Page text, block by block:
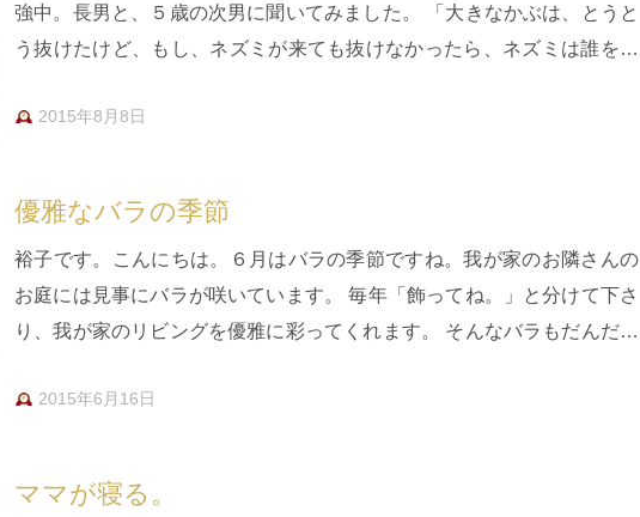
強中。長男と、５歳の次男に聞いてみました。 「大きなかぶは、とうと
う抜けたけど、もし、ネズミが来ても抜けなかったら、ネズミは誰を呼
2015年8月8日
優雅なバラの季節
裕子です。こんにちは。６月はバラの季節ですね。我が家のお隣さんの
お庭には見事にバラが咲いています。 毎年「飾ってね。」と分けて下さ
り、我が家のリビングを優雅に彩ってくれます。 そんなバラもだんだん
2015年6月16日
ママが寝る。